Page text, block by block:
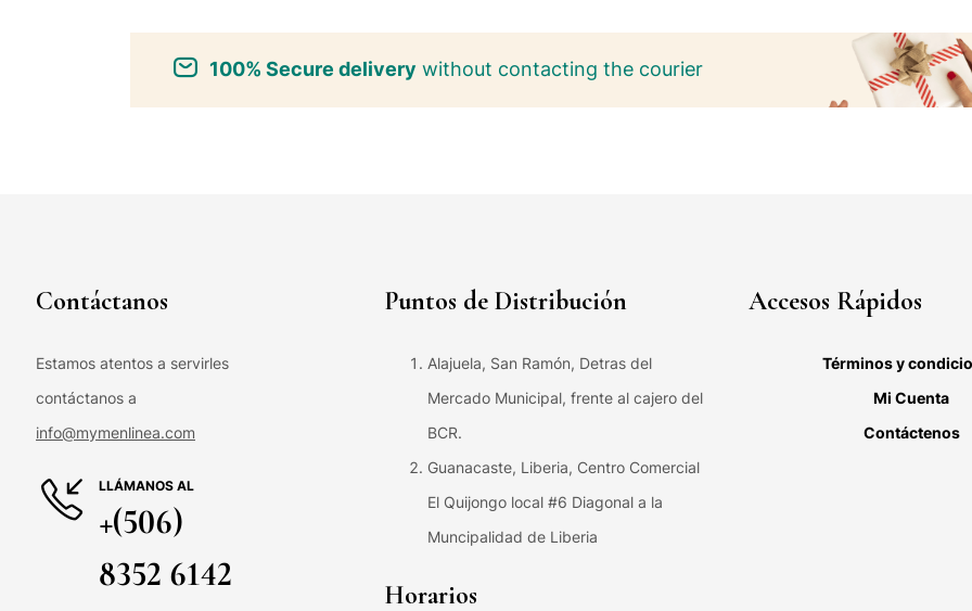
100% Secure delivery without contacting the courier
Contáctanos
Estamos atentos a servirles
contáctanos a
info@mymenlinea.com
LLÁMANOS AL
+(506)
8352 6142
Puntos de Distribución
Alajuela, San Ramón, Detras del
Mercado Municipal, frente al cajero del
BCR.
Guanacaste, Liberia, Centro Comercial
El Quijongo local #6 Diagonal a la
Muncipalidad de Liberia
Horarios
Accesos Rápidos
Términos y
Mi Cuenta
Contáctenos